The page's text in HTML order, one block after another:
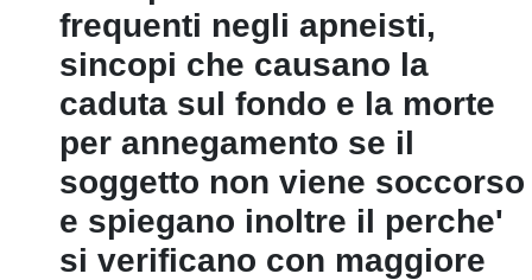
frequenti negli apneisti,
sincopi che causano la
caduta sul fondo e la morte
per annegamento se il
soggetto non viene soccorso
e spiegano inoltre il perche'
si verificano con maggiore